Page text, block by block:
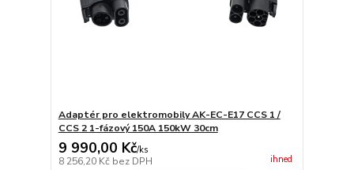
Adaptér pro elektromobily AK-EC-E17 CCS 1 /
CCS 2 1-fázový 150A 150kW 30cm
9 990,00 Kč/ks
8 256,20 Kč bez DPH ihned